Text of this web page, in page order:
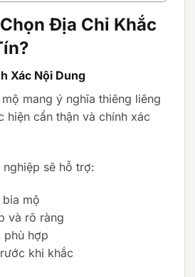
Địa Chỉ Khắc
Xác Nội Dung
mang ý nghĩa thiêng liêng
hiện cẩn thận và chính xác
sẽ hỗ trợ:
mộ
và rõ ràng
phù hợp
khi khắc